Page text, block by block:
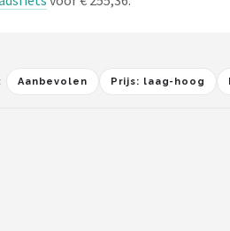
Aanbevolen Prijs: laag-hoog